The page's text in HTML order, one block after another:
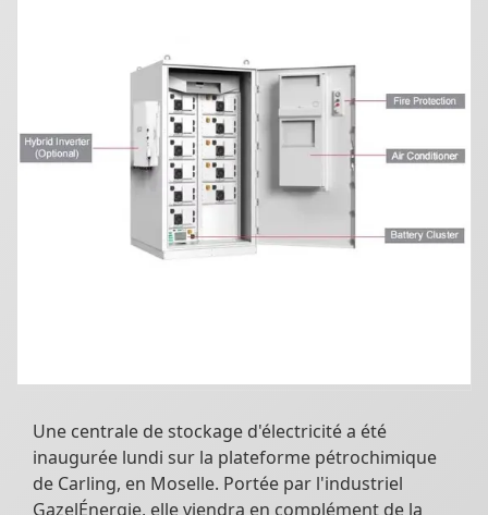
Une centrale de stockage d'électricité a été
inaugurée lundi sur la plateforme pétrochimique
de Carling, en Moselle. Portée par l'industriel
GazelÉnergie, elle viendra en complément de la